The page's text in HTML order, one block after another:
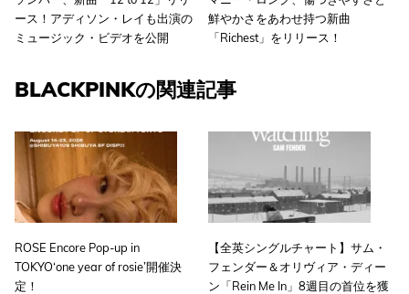
ース！アディソン・レイも出演の
ミュージック・ビデオを公開
鮮やかさをあわせ持つ新曲
「Richest」をリリース！
BLACKPINKの関連記事
ROSE Encore Pop-up in
TOKYO‘one year of rosie’開催決
定！
【全英シングルチャート】サム・
フェンダー＆オリヴィア・ディー
ン「Rein Me In」8週目の首位を獲